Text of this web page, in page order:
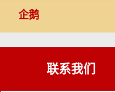
企鹅
联系我们